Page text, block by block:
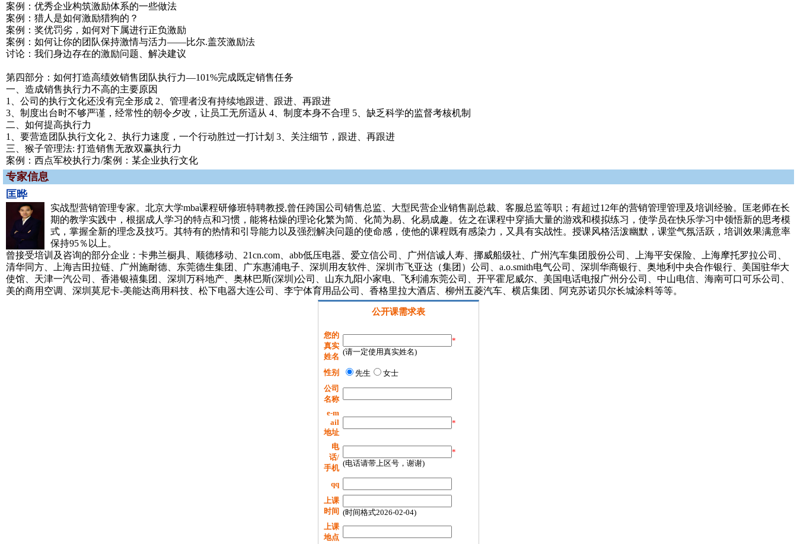
案例：优秀企业构筑激励体系的一些做法
案例：猎人是如何激励猎狗的？
案例：奖优罚劣，如何对下属进行正负激励
案例：如何让你的团队保持激情与活力——比尔.盖茨激励法
讨论：我们身边存在的激励问题、解决建议
第四部分：如何打造高绩效销售团队执行力—101%完成既定销售任务
一、造成销售执行力不高的主要原因
1、公司的执行文化还没有完全形成 2、管理者没有持续地跟进、跟进、再跟进
3、制度出台时不够严谨，经常性的朝令夕改，让员工无所适从 4、制度本身不合理 5、缺乏科学的监督考核机制
二、如何提高执行力
1、要营造团队执行文化 2、执行力速度，一个行动胜过一打计划 3、关注细节，跟进、再跟进
三、猴子管理法: 打造销售无敌双赢执行力
案例：西点军校执行力/案例：某企业执行文化
专家信息
匡晔
实战型营销管理专家。北京大学mba课程研修班特聘教授,曾任跨国公司销售总监、大型民营企业销售副总裁、客服总监等职；有超过12年的营销管理管理及培训经验。匡老师在长
期的教学实践中，根据成人学习的特点和习惯，能将枯燥的理论化繁为简、化简为易、化易成趣。佐之在课程中穿插大量的游戏和模拟练习，使学员在快乐学习中领悟新的思考模
式，掌握全新的理念及技巧。其特有的热情和引导能力以及强烈解决问题的使命感，使他的课程既有感染力，又具有实战性。授课风格活泼幽默，课堂气氛活跃，培训效果满意率
保持95％以上。
曾接受培训及咨询的部分企业：卡弗兰橱具、顺德移动、21cn.com、abb低压电器、爱立信公司、广州信诚人寿、挪威船级社、广州汽车集团股份公司、上海平安保险、上海摩托罗拉公司、
清华同方、上海吉田拉链、广州施耐德、东莞德生集团、广东惠浦电子、深圳用友软件、深圳市飞亚达（集团）公司、a.o.smith电气公司、深圳华商银行、奥地利中央合作银行、美国驻华大
使馆、天津一汽公司、香港银禧集团、深圳万科地产、奥林巴斯(深圳)公司、山东九阳小家电、飞利浦东莞公司、开平霍尼威尔、美国电话电报广州分公司、中山电信、海南可口可乐公司、
美的商用空调、深圳莫尼卡-美能达商用科技、松下电器大连公司、李宁体育用品公司、香格里拉大酒店、柳州五菱汽车、横店集团、阿克苏诺贝尔长城涂料等等。
公开课需求表
您的
真实
姓名
*
(请一定使用真实姓名)
性别 先生
女士
公司
名称
e-m
ail
地址
*
电
话/
手机
*
(电话请带上区号，谢谢)
qq
上课
时间 (时间格式2026-02-04)
上课
地点